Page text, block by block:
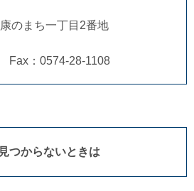
のまち一丁目2番地
Fax：0574-28-1108
見つからないときは